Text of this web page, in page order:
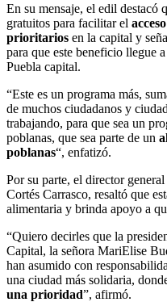
En su mensaje, el edil destacó
gratuitos para facilitar el
prioritarios en la capital y
para que este beneficio llegue
Puebla capital.
“Este es un programa más,
de muchos ciudadanos y
trabajando, para que sea un
poblanas, que sea parte de un
poblanas“, enfatizó.
Por su parte, el director
Cortés Carrasco, resaltó que
alimentaria y brinda apoyo a
“Quiero decirles que la
Capital, la señora MariElise
han asumido con
una ciudad más solidaria,
una prioridad”, afirmó.